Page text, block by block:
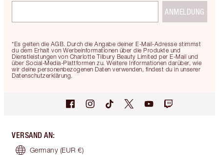
*Es gelten die AGB. Durch die Angabe deiner E-Mail-Adresse stimmst
du dem Erhalt von Werbeinformationen über die Produkte und
Dienstleistungen von Charlotte Tilbury Beauty Limited per E-Mail und
über Social-Media-Plattformen zu. Weitere Informationen darüber, wie
wir deine personenbezogenen Daten verwenden, findest du in unserer
Datenschutzerklärung.
ANMELDUNG
VERSAND AN:
Germany (EUR €)